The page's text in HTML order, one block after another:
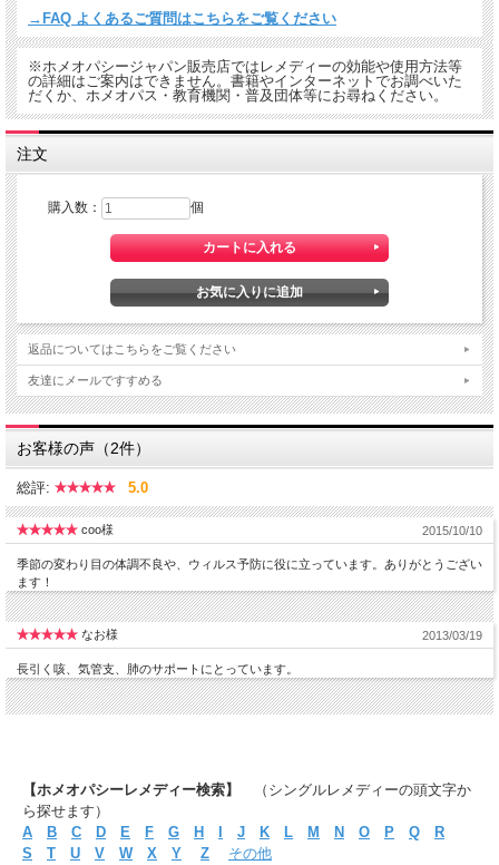
→FAQ よくあるご質問はこちらをご覧ください
※ホメオパシージャパン販売店ではレメディーの効能や使用方法等
の詳細はご案内はできません。書籍やインターネットでお調べいた
だくか、ホメオパス・教育機関・普及団体等にお尋ねください。
注文
購入数： 個
返品についてはこちらをご覧ください
友達にメールですすめる
お客様の声（2件）
総評: 5.0
coo様 2015/10/10
季節の変わり目の体調不良や、ウィルス予防に役に立っています。ありがとうござい
ます！
なお様 2013/03/19
長引く咳、気管支、肺のサポートにとっています。
【ホメオパシーレメディー検索】
（シングルレメディーの頭文字か
ら探せます）
A
B C D E F G H J K L M N O P Q
R
S
T U V W X Y Z
その他